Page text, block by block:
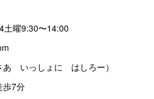
土曜9:30〜14:00
あ いっしょに はしろー）
歩7分